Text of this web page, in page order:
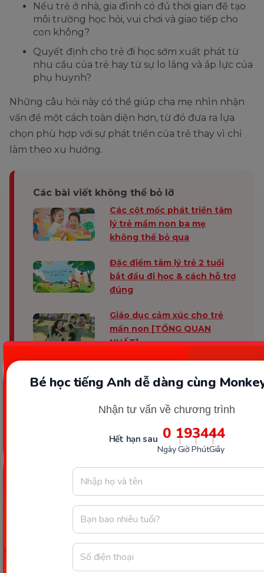
Bé học tiếng Anh dễ dàng cùng
Nhận tư vấn về chương trình
Hết hạn sau 0
Ngày
19
Giờ
34
Phút
43
Giây
Nếu trẻ ở nhà, gia đình có đủ thời gian để tạo
môi trường học hỏi, vui chơi và giao tiếp cho
con không?
Quyết định cho trẻ đi học sớm xuất phát từ
nhu cầu của trẻ hay từ sự lo lắng và áp lực của
phụ huynh?
Những câu hỏi này có thể giúp cha mẹ nhìn nhận
vấn đề một cách toàn diện hơn, từ đó đưa ra lựa
chọn phù hợp với sự phát triển của trẻ thay vì chỉ
làm theo xu hướng.
Các bài viết không thể bỏ lỡ
Các cột mốc phát triển tâm
lý trẻ mầm non ba mẹ
không thể bỏ qua
Đặc điểm tâm lý trẻ 2 tuổi
bắt đầu đi học & cách hỗ trợ
đúng
Giáo dục cảm xúc cho trẻ
mần non [TỔNG QUAN
NHẤT]
cho trẻ dưới 2 tuổi đi học sớm hay ở nhà
một quyết định cần được cân nhắc kỹ lưỡng. Mỗi
lựa chọn đều có những lợi ích riêng, nhưng cũng đi
kèm với những yếu tố cần xem xét. Điều quan
trọng không phải là trẻ đi học sớm hay muộn, mà là
môi trường phát triển có phù hợp với nhu cầu của
trẻ hay không.
Vậy khi nào nên cho trẻ đi học sớm và khi nào nên